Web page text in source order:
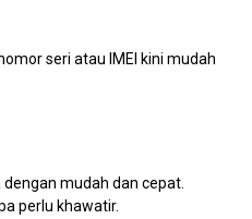
seri atau IMEI kini mudah
mudah dan cepat.
perlu khawatir.